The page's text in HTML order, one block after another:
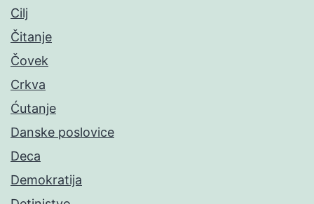
Cilj
Čitanje
Čovek
Crkva
Ćutanje
Danske poslovice
Deca
Demokratija